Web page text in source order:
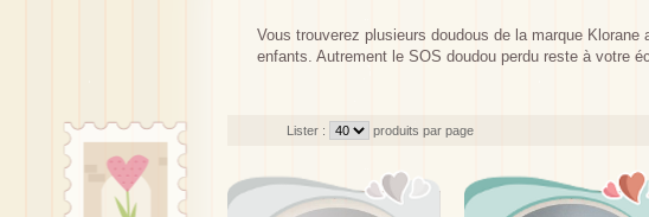
Vous trouverez plusieurs doudous de la marque
enfants. Autrement le SOS doudou perdu reste à votre
Lister : produits par page